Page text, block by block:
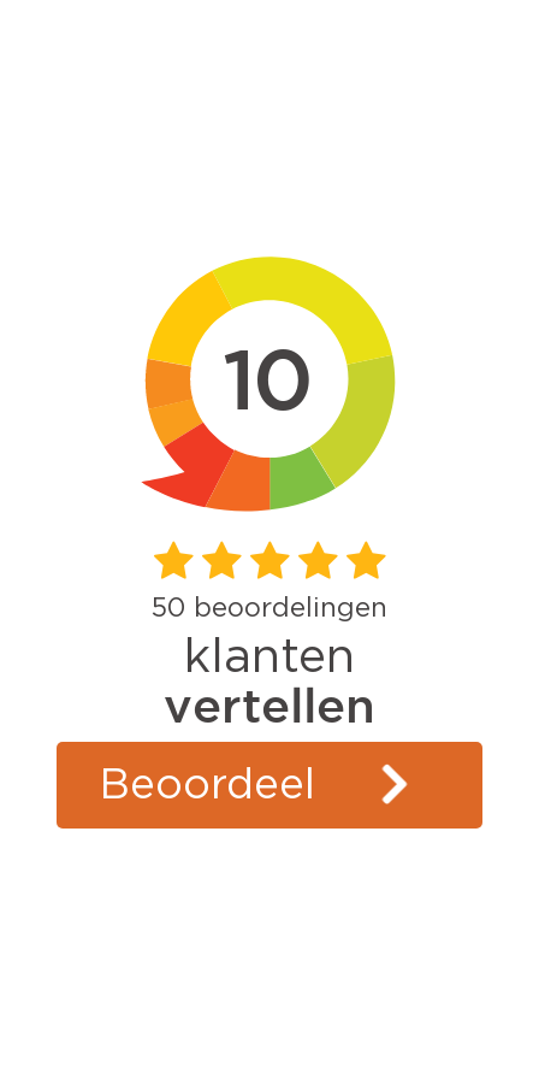
10
50 beoordelingen
klanten
vertellen
Beoordeel